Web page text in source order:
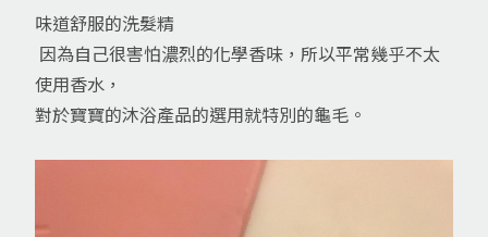
味道舒服的洗髮精
因為自己很害怕濃烈的化學香味，所以平常幾乎不太
使用香水，
對於寶寶的沐浴產品的選用就特別的龜毛。